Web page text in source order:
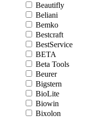
Beautifly
Beliani
Bemko
Bestcraft
BestService
BETA
Beta Tools
Beurer
Bigstern
BioLite
Biowin
Bixolon